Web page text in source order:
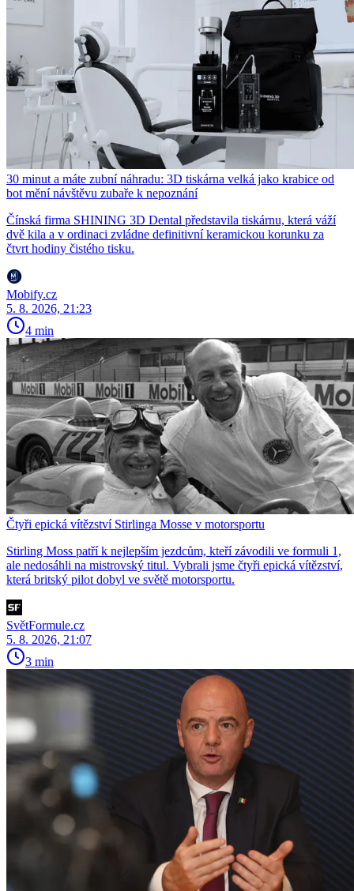
30 minut a máte zubní náhradu: 3D tiskárna velká jako krabice od
bot mění návštěvu zubaře k nepoznání
Čínská firma SHINING 3D Dental představila tiskárnu, která váží
dvě kila a v ordinaci zvládne definitivní keramickou korunku za
čtvrt hodiny čistého tisku.
Mobify.cz
5. 8. 2026, 21:23
4 min
Čtyři epická vítězství Stirlinga Mosse v motorsportu
Stirling Moss patří k nejlepším jezdcům, kteří závodili ve formuli 1,
ale nedosáhli na mistrovský titul. Vybrali jsme čtyři epická vítězství,
která britský pilot dobyl ve světě motorsportu.
SvětFormule.cz
5. 8. 2026, 21:07
3 min